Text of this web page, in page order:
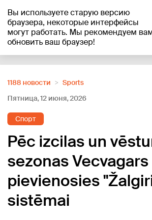
Вы используете старую версию
браузера, некоторые интерфейсы
могут работать. Мы рекомендуем
обновить ваш браузер!
+21°C
1188 новости
Sports
Пятница, 12 июня, 2026
Спорт
Pēc izcilas un
sezonas Vecvagars
pievienosies
sistēmai